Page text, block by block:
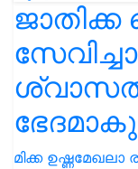
ജാതിക്ക
മിക്ക